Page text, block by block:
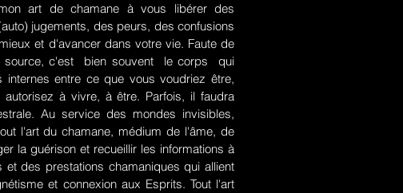
art de chamane à vous libérer des
jugements, des peurs, des confusions
et d'avancer dans votre vie. Faute de
source, c'est bien souvent le corps qui
internes entre ce que vous voudriez être,
à vivre, à être. Parfois, il faudra
Au service des mondes invisibles,
l'art du chamane, médium de l'âme, de
la guérison et recueillir les informations à
des prestations chamaniques qui allient
et connexion aux Esprits. Tout l'art